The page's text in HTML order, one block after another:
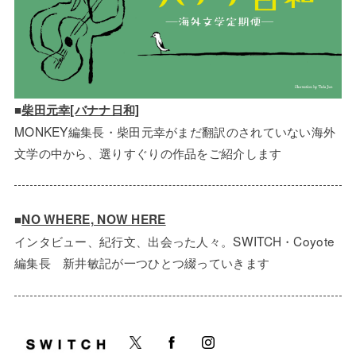
■柴田元幸[バナナ日和]
MONKEY編集長・柴田元幸がまだ翻訳のされていない海外
文学の中から、選りすぐりの作品をご紹介します
■NO WHERE, NOW HERE
インタビュー、紀行文、出会った人々。SWITCH・Coyote
編集長 新井敏記が一つひとつ綴っていきます